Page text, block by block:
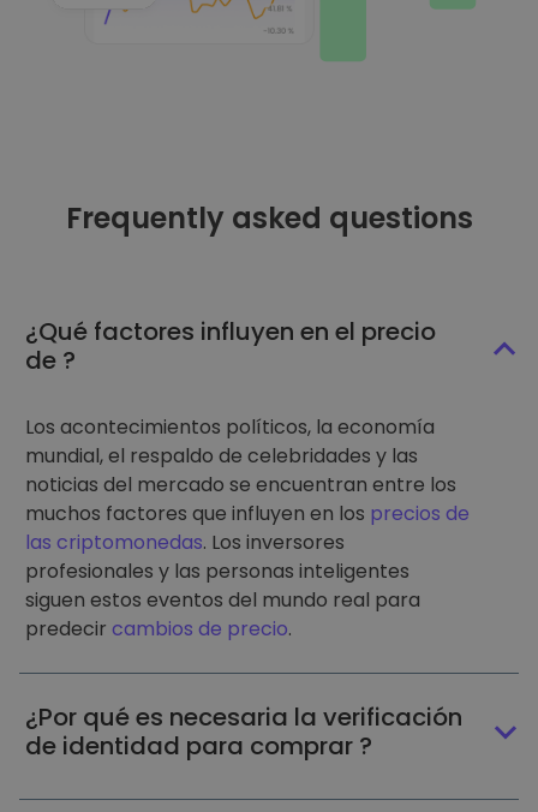
Frequently asked questions
¿Qué factores influyen en el precio
de ?
Los acontecimientos políticos, la economía
mundial, el respaldo de celebridades y las
noticias del mercado se encuentran entre los
muchos factores que influyen en los precios de
las criptomonedas. Los inversores
profesionales y las personas inteligentes
siguen estos eventos del mundo real para
predecir cambios de precio.
¿Por qué es necesaria la verificación
de identidad para comprar ?